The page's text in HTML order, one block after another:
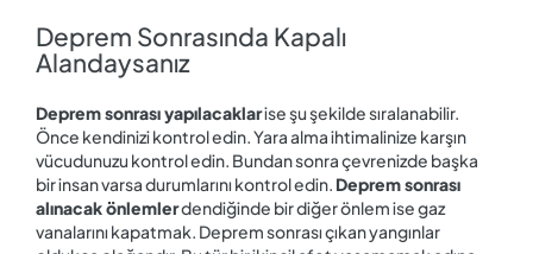
Deprem Sonrasında Kapalı
Alandaysanız
Deprem sonrası yapılacaklarise şu şekilde sıralanabilir.
Önce kendinizi kontrol edin. Yara alma ihtimalinize karşın
vücudunuzu kontrol edin. Bundan sonra çevrenizde başka
bir insan varsa durumlarını kontrol edin. Deprem sonrası
alınacak önlemlerdendiğinde bir diğer önlem ise gaz
vanalarını kapatmak. Deprem sonrası çıkan yangınlar